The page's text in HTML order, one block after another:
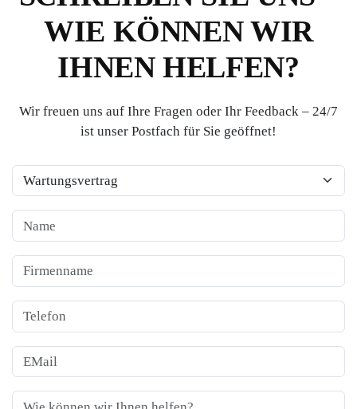
WIE KÖNNEN WIR
IHNEN HELFEN?
Wir freuen uns auf Ihre Fragen oder Ihr Feedback – 24/7
ist unser Postfach für Sie geöffnet!